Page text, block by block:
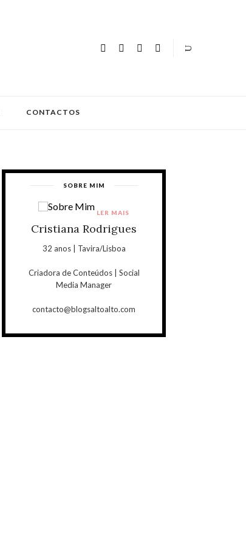
CONTACTOS
SOBRE MIM
Cristiana Rodrigues
32 anos | Tavira/Lisboa
Criadora de Conteúdos | Social
Media Manager
contacto@blogsaltoalto.com
LER MAIS